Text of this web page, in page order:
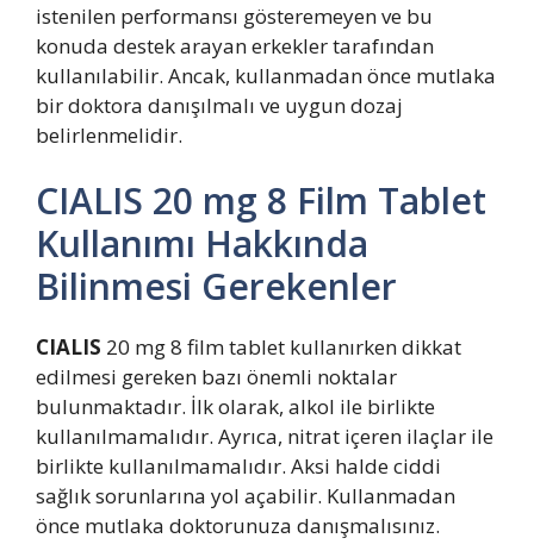
istenilen performansı gösteremeyen ve bu
konuda destek arayan erkekler tarafından
kullanılabilir. Ancak, kullanmadan önce mutlaka
bir doktora danışılmalı ve uygun dozaj
belirlenmelidir.
CIALIS 20 mg 8 Film Tablet
Kullanımı Hakkında
Bilinmesi Gerekenler
CIALIS 20 mg 8 film tablet kullanırken dikkat
edilmesi gereken bazı önemli noktalar
bulunmaktadır. İlk olarak, alkol ile birlikte
kullanılmamalıdır. Ayrıca, nitrat içeren ilaçlar ile
birlikte kullanılmamalıdır. Aksi halde ciddi
sağlık sorunlarına yol açabilir. Kullanmadan
önce mutlaka doktorunuza danışmalısınız.